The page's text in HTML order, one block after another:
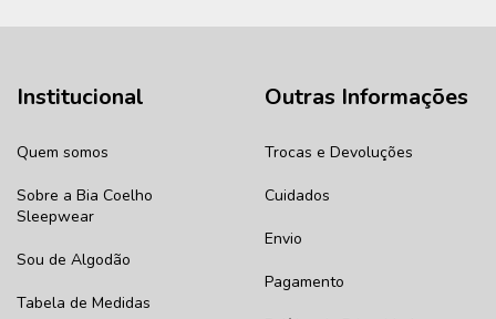
Institucional
Quem somos
Sobre a Bia Coelho
Sleepwear
Sou de Algodão
Tabela de Medidas
Outras Informações
Trocas e Devoluções
Cuidados
Envio
Pagamento